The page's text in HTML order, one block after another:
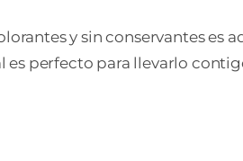
y sin conservantes es
es perfecto para llevarlo